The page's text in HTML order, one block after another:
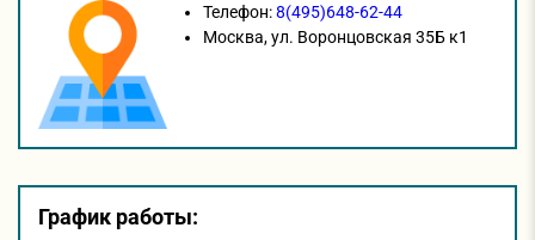
Телефон:8(495)648-62-44
Москва,ул. Воронцовская 35Б к1
График работы: